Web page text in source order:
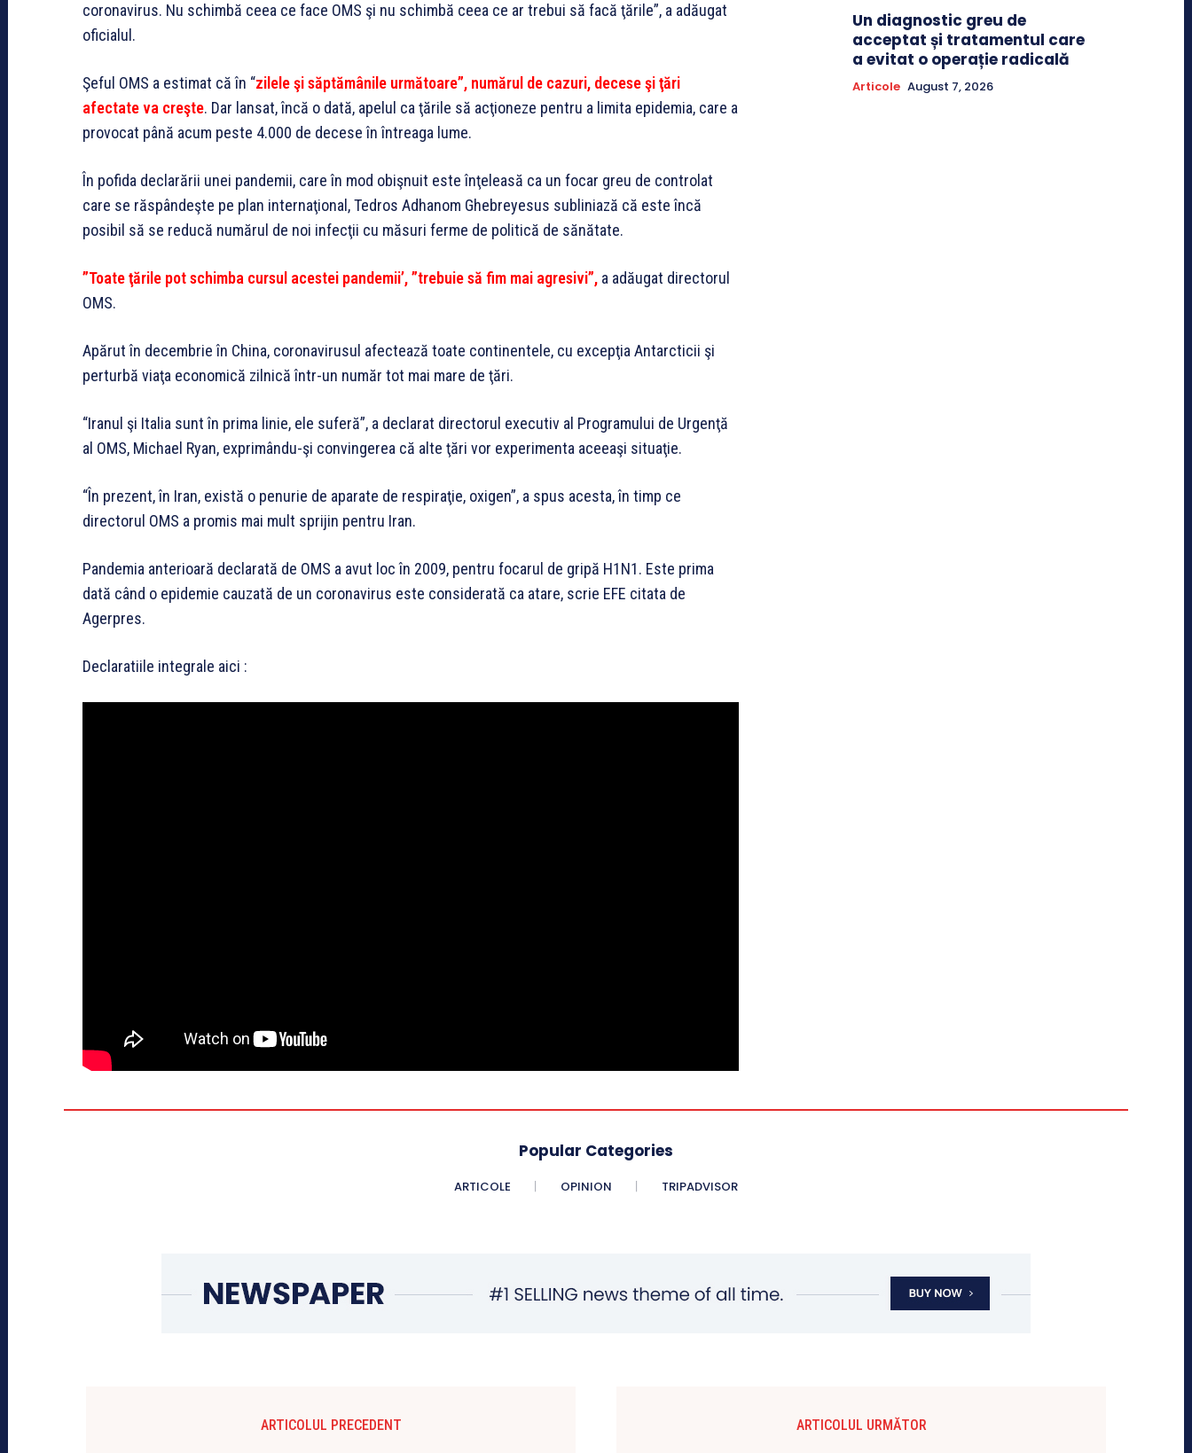
coronavirus. Nu schimbă ceea ce face OMS şi nu schimbă ceea ce ar trebui să facă ţările”, a adăugat
oficialul.
Şeful OMS a estimat că în “zilele şi săptămânile următoare”, numărul de cazuri, decese şi ţări
afectate va creşte. Dar lansat, încă o dată, apelul ca ţările să acţioneze pentru a limita epidemia, care a
provocat până acum peste 4.000 de decese în întreaga lume.
În pofida declarării unei pandemii, care în mod obişnuit este înţeleasă ca un focar greu de controlat
care se răspândeşte pe plan internaţional, Tedros Adhanom Ghebreyesus subliniază că este încă
posibil să se reducă numărul de noi infecţii cu măsuri ferme de politică de sănătate.
”Toate ţările pot schimba cursul acestei pandemii’, ”trebuie să fim mai agresivi”, a adăugat directorul
OMS.
Apărut în decembrie în China, coronavirusul afectează toate continentele, cu excepţia Antarcticii şi
perturbă viaţa economică zilnică într-un număr tot mai mare de ţări.
“Iranul şi Italia sunt în prima linie, ele suferă”, a declarat directorul executiv al Programului de Urgenţă
al OMS, Michael Ryan, exprimându-şi convingerea că alte ţări vor experimenta aceeaşi situaţie.
“În prezent, în Iran, există o penurie de aparate de respiraţie, oxigen”, a spus acesta, în timp ce
directorul OMS a promis mai mult sprijin pentru Iran.
Pandemia anterioară declarată de OMS a avut loc în 2009, pentru focarul de gripă H1N1. Este prima
dată când o epidemie cauzată de un coronavirus este considerată ca atare, scrie EFE citata de
Agerpres.
Declaratiile integrale aici :
Un diagnostic greu de
acceptat și tratamentul care
a evitat o operație radicală
Articole August 7, 2026
Popular Categories
ARTICOLE OPINION TRIPADVISOR
ARTICOLUL PRECEDENT ARTICOLUL URMĂTOR